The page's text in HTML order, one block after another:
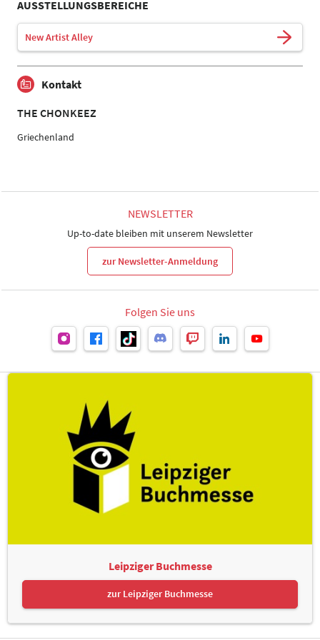
AUSSTELLUNGSBEREICHE
New Artist Alley
Kontakt
THE CHONKEEZ
Griechenland
NEWSLETTER
Up-to-date bleiben mit unserem Newsletter
zur Newsletter-Anmeldung
Folgen Sie uns
Leipziger Buchmesse
zur Leipziger Buchmesse